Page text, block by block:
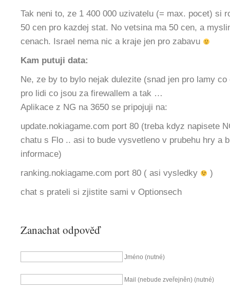
Tak neni to, ze 1 400 000 uzivatelu (= max. pocet) si
50 cen pro kazdej stat. No vetsina ma 50 cen, a
cenach. Israel nema nic a kraje jen pro zabavu
Kam putuji data:
Ne, ze by to bylo nejak dulezite (snad jen pro lamy
pro lidi co jsou za firewallem a tak …
Aplikace z NG na 3650 se pripojuji na:
update.nokiagame.com port 80 (treba kdyz napisete
chatu s Flo .. asi to bude vysvetleno v prubehu hry a
informace)
ranking.nokiagame.com port 80 ( asi vysledky
)
chat s prateli si zjistite sami v Optionsech
Zanachat odpověď
Jméno (nutné)
Mail (nebude zveřejněn) (nutné)